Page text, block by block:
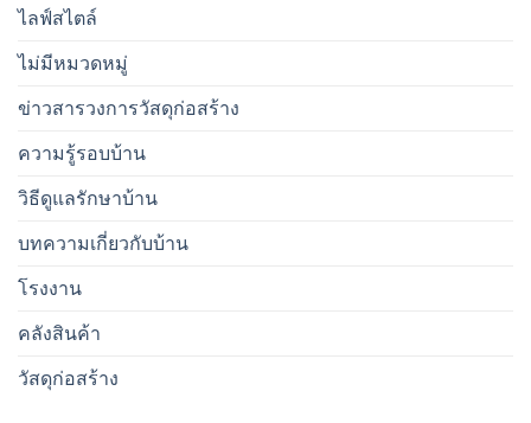
ไลฟ์สไตล์
ไม่มีหมวดหมู่
ข่าวสารวงการวัสดุก่อสร้าง
ความรู้รอบบ้าน
วิธีดูแลรักษาบ้าน
บทความเกี่ยวกับบ้าน
โรงงาน
คลังสินค้า
วัสดุก่อสร้าง